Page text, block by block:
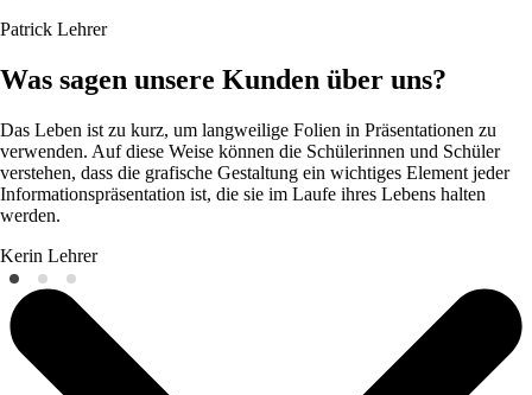
Patrick Lehrer
Was sagen unsere Kunden über uns?
Das Leben ist zu kurz, um langweilige Folien in Präsentationen zu
verwenden. Auf diese Weise können die Schülerinnen und Schüler
verstehen, dass die grafische Gestaltung ein wichtiges Element jeder
Informationspräsentation ist, die sie im Laufe ihres Lebens halten
werden.
Kerin Lehrer